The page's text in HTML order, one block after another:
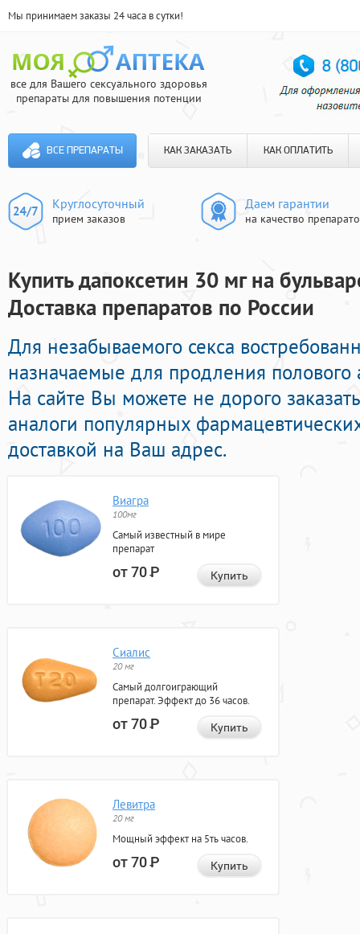
Мы принимаем заказы 24 часа в сутки!
все для Вашего сексуального здоровья
препараты для повышения потенции
ВСЕ ПРЕПАРАТЫ КАК ЗАКАЗАТЬ КАК ОПЛАТИТЬ
Круглосуточный
прием заказов
Даем гарантии
на качество
Купить дапоксетин 30 мг на
Доставка препаратов по России
Для незабываемого секса
назначаемые для продления полового
На сайте Вы можете не дорого
аналоги популярных
доставкой на Ваш адрес.
Виагра
100мг
Самый известный в мире
препарат
от 70Р Купить
Сиалис
20 мг
Самый долгоиграющий
препарат. Эффект до 36 часов.
от 70Р Купить
Левитра
20 мг
Мощный эффект на 5ть часов.
от 70Р Купить